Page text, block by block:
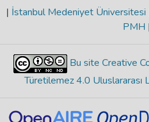
| İstanbul Medeniyet Üniversitesi
PMH |
Bu site Creative
Türetilemez 4.0 Uluslararası